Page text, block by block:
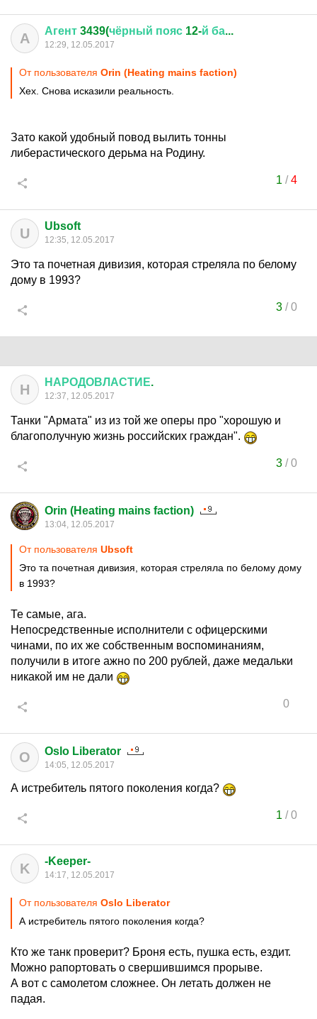
А Агент 3439(чёрный пояс 12-й ба...
12:29, 12.05.2017
От пользователя Orin (Heating mains faction)
Хех. Снова исказили реальность.
Зато какой удобный повод вылить тонны
либерастического дерьма на Родину.
1 /4
U Ubsoft
12:35, 12.05.2017
Это та почетная дивизия, которая стреляла по белому
дому в 1993?
3/0
Н НАРОДОВЛАСТИЕ.
12:37, 12.05.2017
Танки "Армата" из из той же оперы про "хорошую и
благополучную жизнь российских граждан".
3/0
Orin (Heating mains faction)
13:04, 12.05.2017
От пользователя Ubsoft
Это та почетная дивизия, которая стреляла по белому дому
в 1993?
Те самые, ага.
Непосредственные исполнители с офицерскими
чинами, по их же собственным воспоминаниям,
получили в итоге ажно по 200 рублей, даже медальки
никакой им не дали
0
O Oslo Liberator
14:05, 12.05.2017
А истребитель пятого поколения когда?
1 /0
K -Keeper-
14:17, 12.05.2017
От пользователя Oslo Liberator
А истребитель пятого поколения когда?
Кто же танк проверит? Броня есть, пушка есть, ездит.
Можно рапортовать о свершившимся прорыве.
А вот с самолетом сложнее. Он летать должен не
падая.